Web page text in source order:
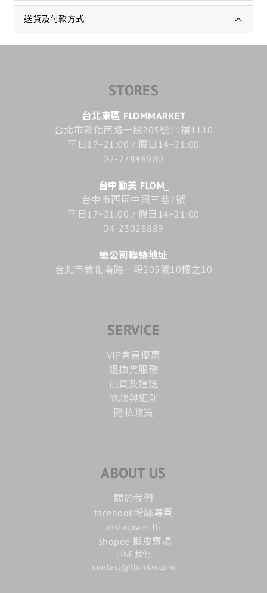
送貨及付款方式
STORES
台北東區 FLOMMARKET
台北市敦化南路一段205號11樓1110
平日17~21:00 / 假日14~21:00
02-27848980
台中勤美 FLOM_
台中市西區中興三巷7號
平日17~21:00 / 假日14~21:00
04-23028889
總公司聯絡地址
台北市敦化南路一段205號10樓之10
SERVICE
VIP會員優惠
退換貨服務
出貨及運送
條款與細則
隱私政策
ABOUT US
關於我們
facebook粉絲專頁
instagram IG
shopee 蝦皮賣場
LINE我們
contact@flomtw.com